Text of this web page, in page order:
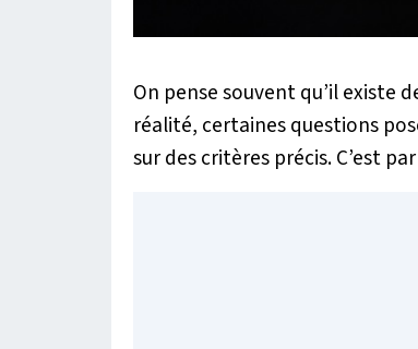
On pense souvent qu’il existe
réalité, certaines questions
sur des critères précis. C’est